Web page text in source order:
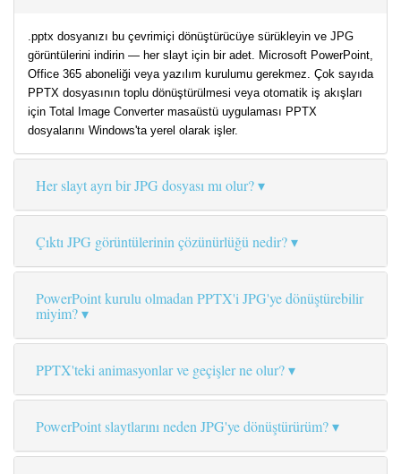
.pptx dosyanızı bu çevrimiçi dönüştürücüye sürükleyin ve JPG
görüntülerini indirin — her slayt için bir adet. Microsoft PowerPoint,
Office 365 aboneliği veya yazılım kurulumu gerekmez. Çok sayıda
PPTX dosyasının toplu dönüştürülmesi veya otomatik iş akışları
için Total Image Converter masaüstü uygulaması PPTX
dosyalarını Windows'ta yerel olarak işler.
Her slayt ayrı bir JPG dosyası mı olur?
Çıktı JPG görüntülerinin çözünürlüğü nedir?
PowerPoint kurulu olmadan PPTX'i JPG'ye dönüştürebilir
miyim?
PPTX'teki animasyonlar ve geçişler ne olur?
PowerPoint slaytlarını neden JPG'ye dönüştürürüm?